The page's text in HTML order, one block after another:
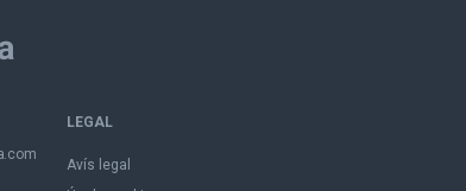
LEGAL
Avís legal